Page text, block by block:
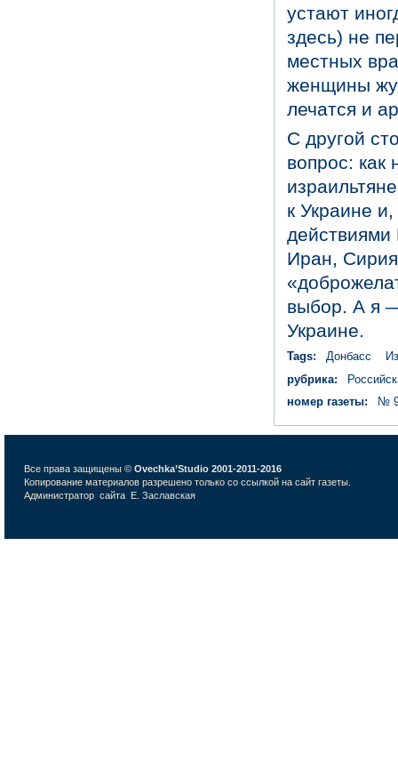
устают
здесь) не
местных
женщины
лечатся и
С другой
вопрос: как
к Украине
действиями
Иран,
выбор. А я
Украине.
Tags: Донбасс
рубрика:
номер газеты:
№ 9
Все права защищены © Ovechka’Studio 2001-2011-2016
Копирование материалов разрешено только со ссылкой на сайт газеты.
Администратор сайта Е. Заславская